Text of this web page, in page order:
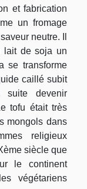
et fabrication
un fromage
neutre. Il
lait de soja un
se transforme
caillé subit
devenir
tofu était très
mongols dans
religieux
siècle que
le continent
végétariens